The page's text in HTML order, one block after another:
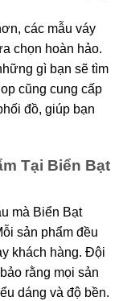
các mẫu váy
chọn hoàn hảo.
gì bạn sẽ tìm
cũng cung cấp
đồ, giúp bạn
Tại Biển Bạt
mà Biển Bạt
sản phẩm đều
khách hàng. Đội
rằng mọi sản
dáng và độ bền.